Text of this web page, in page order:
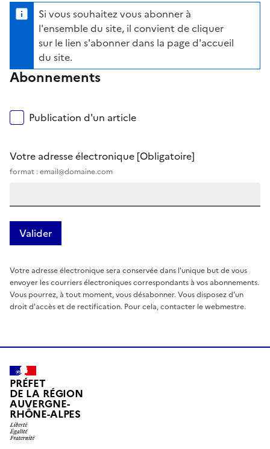
Si vous souhaitez vous abonner à
l'ensemble du site, il convient de cliquer
sur le lien s'abonner dans la page d'accueil
du site.
Abonnements
Publication d'un article
Votre adresse électronique [Obligatoire]
format : email@domaine.com
Votre adresse électronique sera conservée dans l'unique but de vous
envoyer les courriers électroniques correspondants à vos abonnements.
Vous pourrez, à tout moment, vous désabonner. Vous disposez d'un
droit d'accès et de rectification. Pour cela, contacter le webmestre.
PRÉFET
DE LA RÉGION
AUVERGNE-
RHÔNE-ALPES